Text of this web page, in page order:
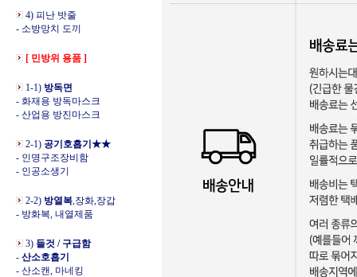
4) 피난 밧줄
- 소방망치 도끼
[ 민방위 용품 ]
1-1) 방독면
- 화재용 방독마스크
- 산업용 방진마스크
2-1) 공기호흡기★★
- 인명구조장비함
- 인공소생기
2-2) 방열복,장화,장갑
- 방화복, 내열제품
3) 들것 / 구급함
- 산소호흡기
- 산소캔, 마네킹